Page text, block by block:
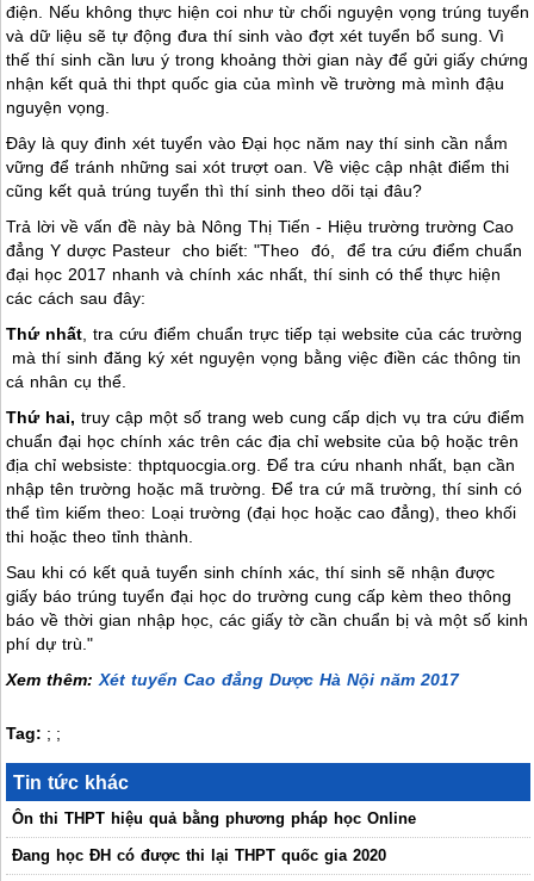
điện. Nếu không thực hiện coi như từ chối nguyện vọng trúng tuyển
và dữ liệu sẽ tự động đưa thí sinh vào đợt xét tuyển bổ sung. Vì
thế thí sinh cần lưu ý trong khoảng thời gian này để gửi giấy chứng
nhận kết quả thi thpt quốc gia của mình về trường mà mình đậu
nguyện vọng.
Đây là quy đinh xét tuyển vào Đại học năm nay thí sinh cần nắm
vững để tránh những sai xót trượt oan. Về việc cập nhật điểm thi
cũng kết quả trúng tuyển thì thí sinh theo dõi tại đâu?
Trả lời về vấn đề này bà Nông Thị Tiến - Hiệu trường trường Cao
đẳng Y dược Pasteur cho biết: "Theo đó, để tra cứu điểm chuẩn
đại học 2017 nhanh và chính xác nhất, thí sinh có thể thực hiện
các cách sau đây:
Thứ nhất , tra cứu điểm chuẩn trực tiếp tại website của các trường
mà thí sinh đăng ký xét nguyện vọng bằng việc điền các thông tin
cá nhân cụ thể.
Thứ hai, truy cập một số trang web cung cấp dịch vụ tra cứu điểm
chuẩn đại học chính xác trên các địa chỉ website của bộ hoặc trên
địa chỉ websiste: thptquocgia.org. Để tra cứu nhanh nhất, bạn cần
nhập tên trường hoặc mã trường. Để tra cứ mã trường, thí sinh có
thể tìm kiếm theo: Loại trường (đại học hoặc cao đẳng), theo khối
thi hoặc theo tỉnh thành.
Sau khi có kết quả tuyển sinh chính xác, thí sinh sẽ nhận được
giấy báo trúng tuyển đại học do trường cung cấp kèm theo thông
báo về thời gian nhập học, các giấy tờ cần chuẩn bị và một số kinh
phí dự trù."
Xem thêm:Xét tuyển Cao đẳng Dược Hà Nội năm 2017
Tag: ; ;
Tin tức khác
Ôn thi THPT hiệu quả bằng phương pháp học Online
Đang học ĐH có được thi lại THPT quốc gia 2020